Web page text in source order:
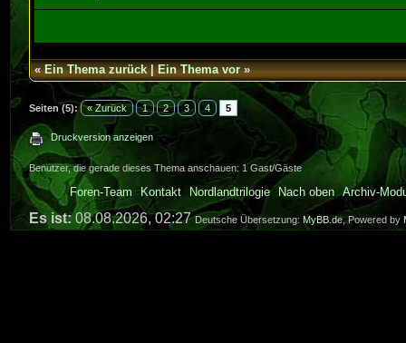
«Ein Thema zurück|Ein Thema vor»
Seiten (5): « Zurück 1 2 3 4 5
Druckversion anzeigen
Benutzer, die gerade dieses Thema anschauen: 1 Gast/Gäste
Foren-Team Kontakt Nordlandtrilogie Nach oben Archiv-
Es ist:08.08.2026, 02:27 Deutsche Übersetzung: MyBB.de, Powered by